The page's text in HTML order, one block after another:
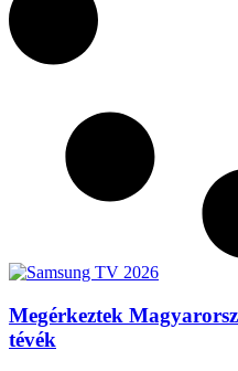
Megérkeztek
tévék